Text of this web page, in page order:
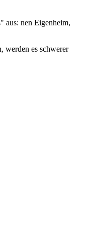
aus: nen Eigenheim,
werden es schwerer